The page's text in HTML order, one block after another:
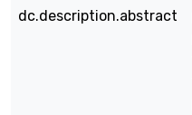
dc.description.abstract